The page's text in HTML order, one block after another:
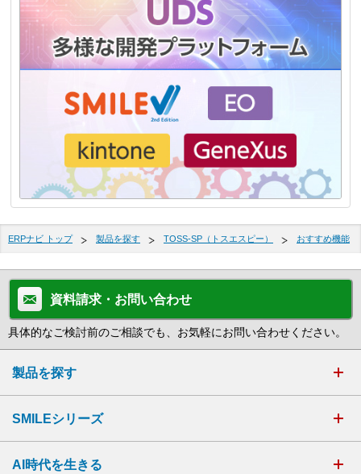
ERPナビ トップ 製品を探す TOSS-SP（トスエスピー） おすすめ機能
資料請求・お問い合わせ
具体的なご検討前のご相談でも、お気軽にお問い合わせください。
製品を探す
SMILEシリーズ
AI時代を生きる